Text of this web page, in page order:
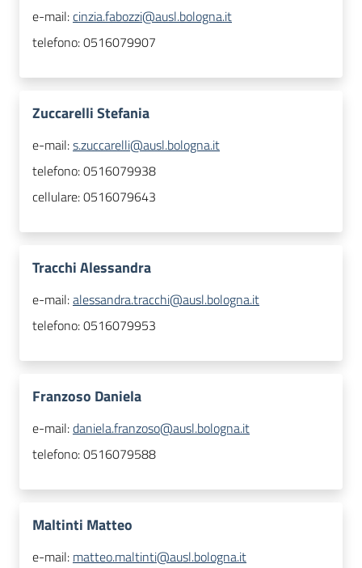
e-mail:cinzia.fabozzi@ausl.bologna.it
telefono:0516079907
Zuccarelli Stefania
e-mail:s.zuccarelli@ausl.bologna.it
telefono:0516079938
cellulare:0516079643
Tracchi Alessandra
e-mail:alessandra.tracchi@ausl.bologna.it
telefono:0516079953
Franzoso Daniela
e-mail:daniela.franzoso@ausl.bologna.it
telefono:0516079588
Maltinti Matteo
e-mail: matteo.maltinti@ausl.bologna.it